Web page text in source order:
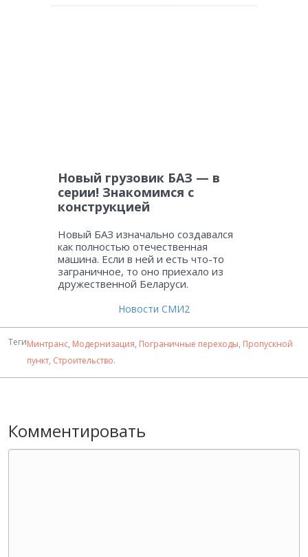
Новый грузовик БАЗ — в
серии! Знакомимся с
конструкцией
Новый БАЗ изначально создавался
как полностью отечественная
машина. Если в ней и есть что-то
заграничное, то оно приехало из
дружественной Беларуси.
Новости СМИ2
ТегиМинтранс, Модернизация, Пограничные переходы, Пропускной
пункт, Строительство.
Комментировать